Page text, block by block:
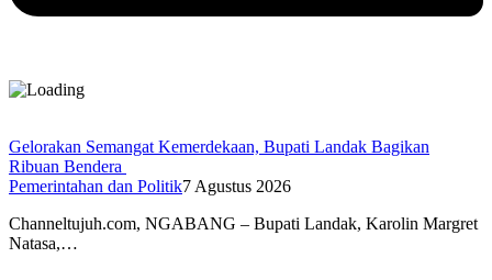
Gelorakan Semangat Kemerdekaan, Bupati Landak Bagikan
Ribuan Bendera
Pemerintahan dan Politik7 Agustus 2026
Channeltujuh.com, NGABANG – Bupati Landak, Karolin Margret
Natasa,…